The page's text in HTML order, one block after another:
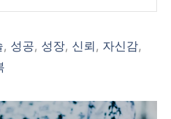
, 성공, 성장, 신뢰 , 자신감,